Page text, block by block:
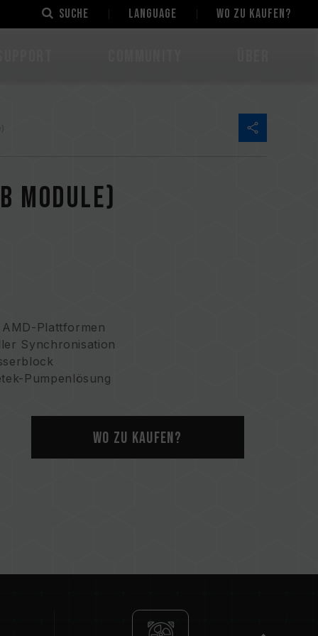
Suche LANGUAGE Wo zu kaufen?
Module)
Plattformen
Synchronisation
Pumpenlösung
mit kompakten Wasserkanälen
Wasserkühlung
Wo zu kaufen?